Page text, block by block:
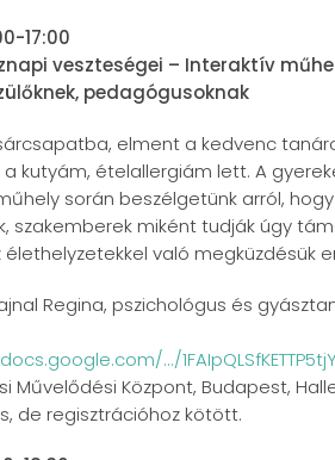
17:00
veszteségei – Interaktív
pedagógusoknak
elment a kedvenc
kutyám, ételallergiám lett. A
során beszélgetünk arról,
szakemberek miként tudják úgy
élethelyzetekkel való megküzdésük
Regina, pszichológus és
.../
Művelődési Központ, Budapest,
de regisztrációhoz kötött.